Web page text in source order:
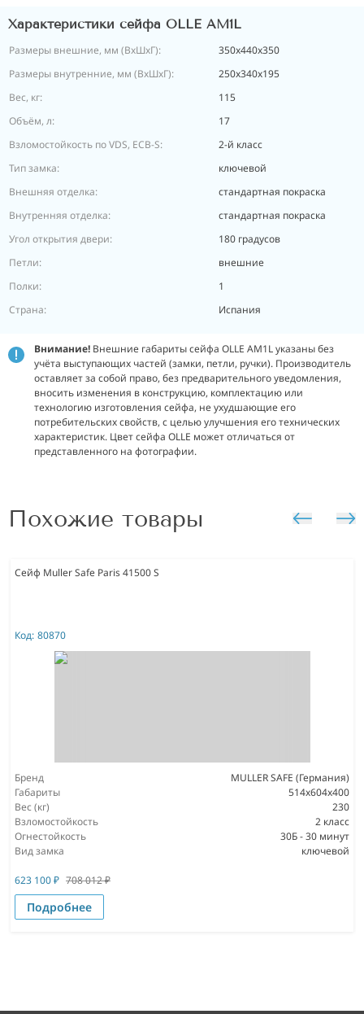
Характеристики сейфа OLLE AM1L
Размеры внешние, мм (ВхШхГ):
350x440x350
Размеры внутренние, мм (ВхШхГ):
250х340х195
Вес, кг:
115
Объём, л:
17
Взломостойкость по VDS, ECB-S:
2-й класс
Тип замка:
ключевой
Внешняя отделка:
стандартная покраска
Внутренняя отделка:
стандартная покраска
Угол открытия двери:
180 градусов
Петли:
внешние
Полки:
1
Страна:
Испания
Внимание! Внешние габариты сейфа OLLE AM1L указаны без
учёта выступающих частей (замки, петли, ручки). Производитель
оставляет за собой право, без предварительного уведомления,
вносить изменения в конструкцию, комплектацию или
технологию изготовления сейфа, не ухудшающие его
потребительских свойств, с целью улучшения его технических
характеристик. Цвет сейфа OLLE может отличаться от
представленного на фотографии.
Похожие товары
Сейф Muller Safe Paris 41500 S
Код: 80870
Бренд
MULLER SAFE (Германия)
Габариты
514x604x400
Вес (кг)
230
Взломостойкость
2 класс
Огнестойкость
30Б - 30 минут
Вид замка
ключевой
623 100₽ 708 012₽
Подробнее